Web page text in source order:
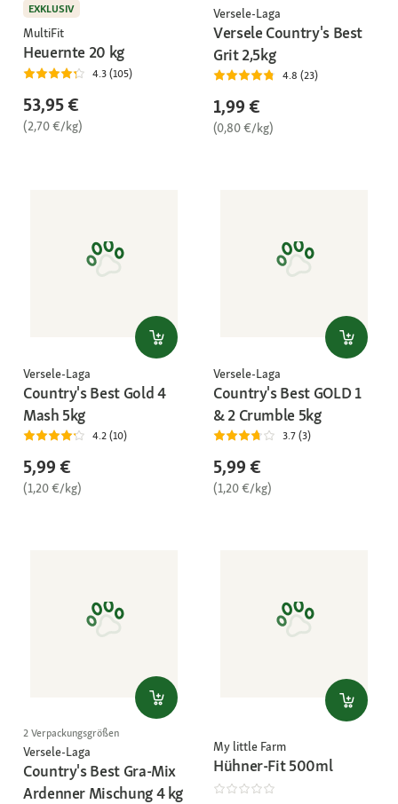
EXKLUSIV
MultiFit
Heuernte 20 kg
4.3 (105)
53,95 €
(2,70 €/kg)
Versele-Laga
Versele Country's Best
Grit 2,5kg
4.8 (23)
1,99 €
(0,80 €/kg)
Versele-Laga
Country's Best Gold 4
Mash 5kg
4.2 (10)
5,99 €
(1,20 €/kg)
Versele-Laga
Country's Best GOLD 1
& 2 Crumble 5kg
3.7 (3)
5,99 €
(1,20 €/kg)
2 Verpackungsgrößen
Versele-Laga
Country's Best Gra-Mix
Ardenner Mischung 4 kg
My little Farm
Hühner-Fit 500ml